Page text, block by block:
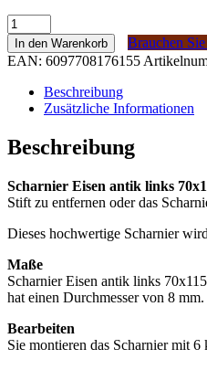
Scharnier
IJzer
antiek
links
70x115mm
Menge
In den Warenkorb
Brauchen
EAN: 6097708176155
Beschreibung
Zusätzliche Informationen
Beschreibung
Scharnier Eisen antik links
Stift zu entfernen oder das
Dieses hochwertige Scharnier
Maße
Scharnier Eisen antik links
hat einen Durchmesser von 8 mm.
Bearbeiten
Sie montieren das Scharnier mit